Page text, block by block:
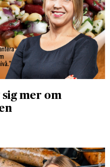
mer om